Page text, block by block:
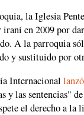
la Iglesia
en 2009 por
A la parroquia
y sustituido por
Internacional
y las sentencias"
el derecho a